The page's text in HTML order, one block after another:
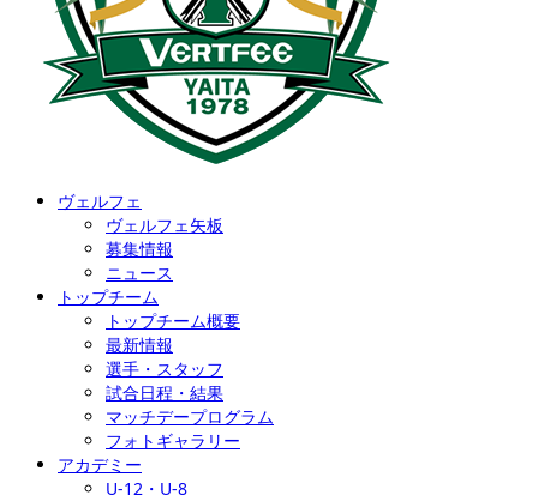
ヴェルフェ
ヴェルフェ矢板
募集情報
ニュース
トップチーム
トップチーム概要
最新情報
選手・スタッフ
試合日程・結果
マッチデープログラム
フォトギャラリー
アカデミー
U-12・U-8